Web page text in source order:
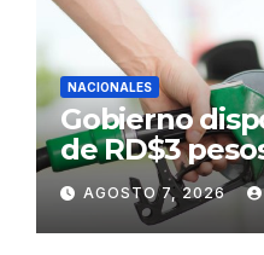
NACIONALES
Gobierno
de RD$3
premium y
AGOSTO 7, 2026